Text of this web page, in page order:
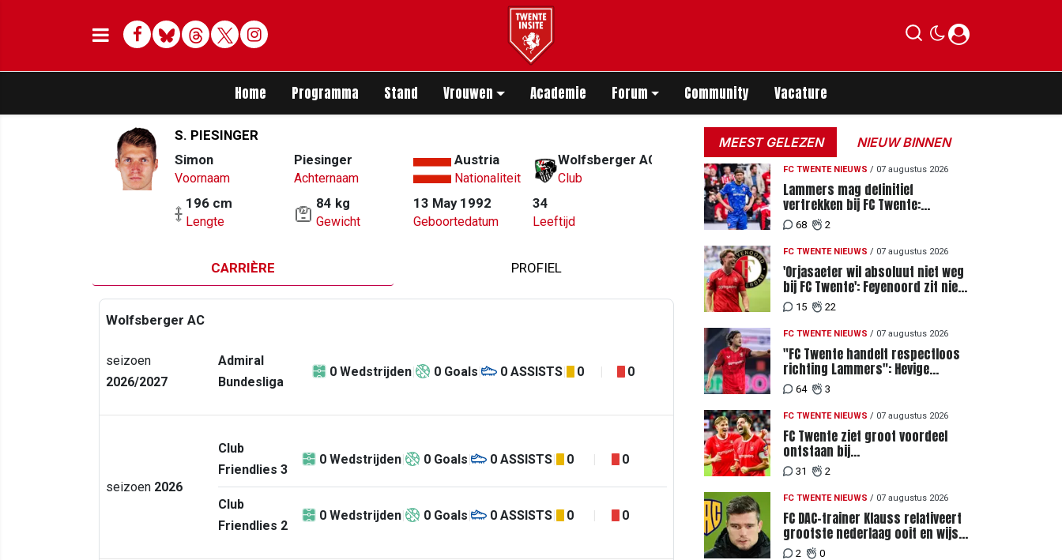
Facebook
BlueskyThreadsTwitterDelen op Whatsapp
Home Programma Stand Vrouwen Academie Forum Community Vacature
S. PIESINGER
Simon
Voornaam
Piesinger
Achternaam
Austria
Nationaliteit
Wolfsberger AC
Club
196 cm
Lengte
84 kg
Gewicht
13 May 1992
Geboortedatum
34
Leeftijd
CARRIÈRE PROFIEL
Wolfsberger AC
seizoen
2026/2027
Admiral
Bundesliga
0 Wedstrijden 0 Goals 0 ASSISTS 0 0
seizoen 2026
Club
Friendlies 3
0 Wedstrijden 0 Goals 0 ASSISTS 0 0
Club
Friendlies 2
0 Wedstrijden 0 Goals 0 ASSISTS 0 0
MEEST GELEZEN NIEUW BINNEN
FC TWENTE NIEUWS / 07 augustus 2026
Lammers mag definitief
vertrekken bij FC Twente:
zaakwaarnemer krijgt deadline
vanwege komst vervanger
68 2
FC TWENTE NIEUWS / 07 augustus 2026
'Orjasaeter wil absoluut niet weg
bij FC Twente': Feyenoord zit niet
achter recordbod
15 22
FC TWENTE NIEUWS / 07 augustus 2026
"FC Twente handelt respectloos
richting Lammers": Hevige
discussie rondom degradatie tot
derde spits
64 3
FC TWENTE NIEUWS / 07 augustus 2026
FC Twente ziet groot voordeel
ontstaan bij
Eredivisiewedstrijden tegen
Heerenveen en PEC Zwolle
31 2
FC TWENTE NIEUWS / 07 augustus 2026
FC DAC-trainer Klauss relativeert
grootste nederlaag ooit en wijst
naar verschil in selectiewaarden
2 0